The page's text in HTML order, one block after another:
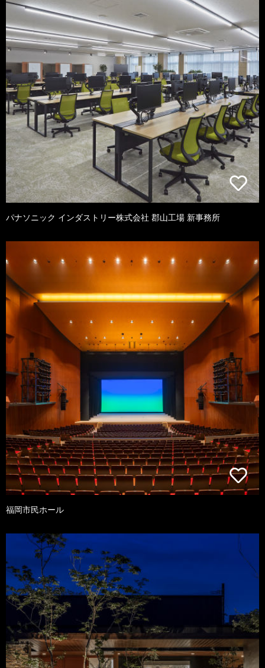
パナソニック インダストリー株式会社 郡山工場 新事務所
福岡市民ホール